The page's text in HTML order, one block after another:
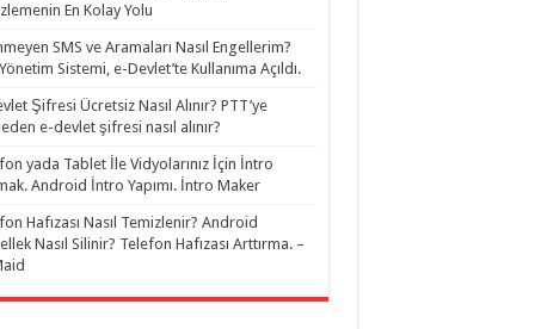
En Kolay Yolu
SMS ve Aramaları Nasıl Engellerim?
Yönetim Sistemi, e-Devlet’te Kullanıma Açıldı.
Şifresi Ücretsiz Nasıl Alınır? PTT’ye
e-devlet şifresi nasıl alınır?
yada Tablet İle Vidyolarınız İçin İntro
Android İntro Yapımı. İntro Maker
Hafızası Nasıl Temizlenir? Android
Nasıl Silinir? Telefon Hafızası Arttırma. –